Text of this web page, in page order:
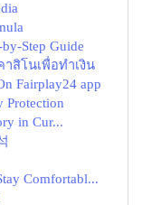
Step Guide
สิโนเพื่อทำเงิน
Fairplay24 app
Protection
in Cur...
Comfortabl...